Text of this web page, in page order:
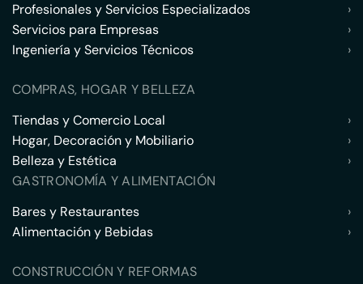
Profesionales y Servicios Especializados
›
Servicios para Empresas
›
Ingeniería y Servicios Técnicos
›
COMPRAS, HOGAR Y BELLEZA
Tiendas y Comercio Local
›
Hogar, Decoración y Mobiliario
›
Belleza y Estética
›
GASTRONOMÍA Y ALIMENTACIÓN
Bares y Restaurantes
›
Alimentación y Bebidas
›
CONSTRUCCIÓN Y REFORMAS